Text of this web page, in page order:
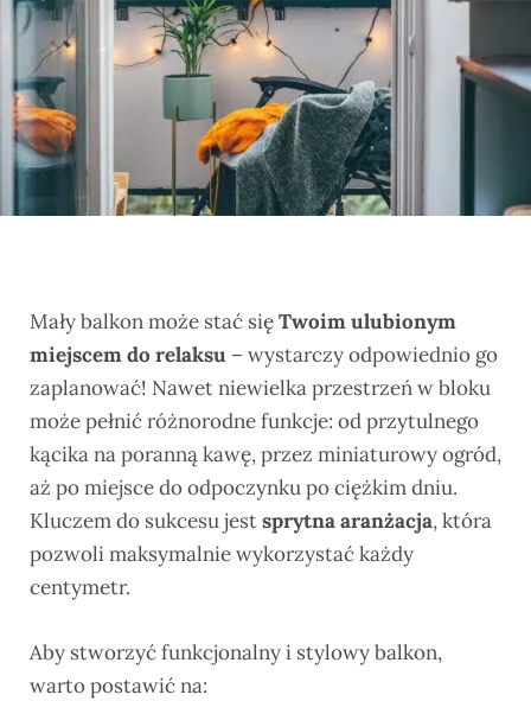
Mały balkon może stać sięTwoim ulubionym
miejscem do relaksu – wystarczy odpowiednio go
zaplanować! Nawet niewielka przestrzeń w bloku
może pełnić różnorodne funkcje: od przytulnego
kącika na poranną kawę, przez miniaturowy ogród,
aż po miejsce do odpoczynku po ciężkim dniu.
Kluczem do sukcesu jestsprytna aranżacja, która
pozwoli maksymalnie wykorzystać każdy
centymetr.
Aby stworzyć funkcjonalny i stylowy balkon,
warto postawić na: